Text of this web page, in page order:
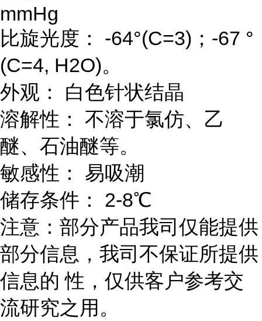
mmHg
比旋光度： -64°(C=3)；-67 °
(C=4, H2O)。
外观： 白色针状结晶
溶解性： 不溶于氯仿、乙
醚、石油醚等。
敏感性： 易吸潮
储存条件： 2-8℃
注意：部分产品我司仅能提供
部分信息，我司不保证所提供
信息的 性，仅供客户参考交
流研究之用。